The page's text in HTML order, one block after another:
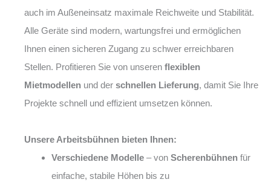
auch im Außeneinsatz maximale Reichweite und Stabilität.
Alle Geräte sind modern, wartungsfrei und ermöglichen
Ihnen einen sicheren Zugang zu schwer erreichbaren
Stellen. Profitieren Sie von unseren flexiblen
Mietmodellen und der schnellen Lieferung, damit Sie Ihre
Projekte schnell und effizient umsetzen können.
Unsere Arbeitsbühnen bieten Ihnen:
Verschiedene Modelle – von Scherenbühnen für
einfache, stabile Höhen bis zu